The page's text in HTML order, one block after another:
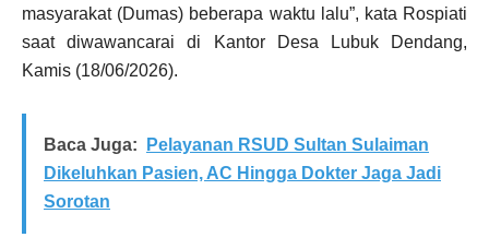
masyarakat (Dumas) beberapa waktu lalu”, kata Rospiati
saat diwawancarai di Kantor Desa Lubuk Dendang,
Kamis (18/06/2026).
Baca Juga:
Pelayanan RSUD Sultan Sulaiman
Dikeluhkan Pasien, AC Hingga Dokter Jaga Jadi
Sorotan